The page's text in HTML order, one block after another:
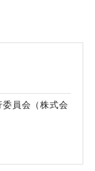
員会（株式会